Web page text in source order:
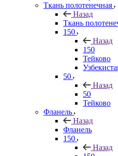
Ткань полотенечная
Назад
Ткань
150
Назад
150
Тейково
50
Назад
50
Тейково
Фланель
Назад
Фланель
150
Назад